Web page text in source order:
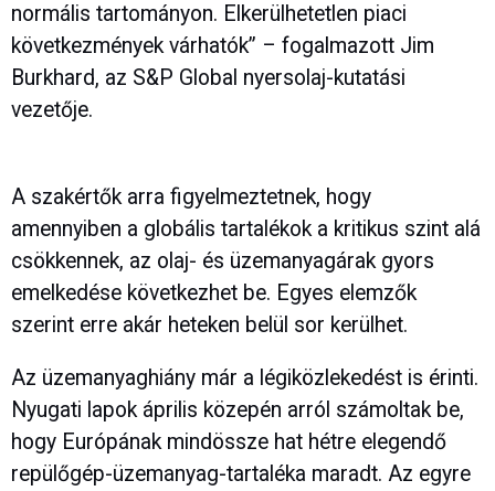
normális tartományon. Elkerülhetetlen piaci
következmények várhatók” – fogalmazott Jim
Burkhard, az S&P Global nyersolaj-kutatási
vezetője.
A szakértők arra figyelmeztetnek, hogy
amennyiben a globális tartalékok a kritikus szint alá
csökkennek, az olaj- és üzemanyagárak gyors
emelkedése következhet be. Egyes elemzők
szerint erre akár heteken belül sor kerülhet.
Az üzemanyaghiány már a légiközlekedést is érinti.
Nyugati lapok április közepén arról számoltak be,
hogy Európának mindössze hat hétre elegendő
repülőgép-üzemanyag-tartaléka maradt. Az egyre